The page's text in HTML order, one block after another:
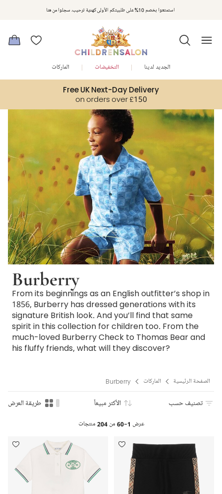
استمتعوا بخصم 10% على طلبيتكم الأولى كهدية ترحيب. سجلوا من هنا
مكافآت تشلدرن صالون | اجمعوا النقاط مع كل عملية شراء لتحصلوا على هدايا حصرية وعروض مصممة خصيصا لتلبي
متطلباتكم
Free UK Next-Day Delivery
on orders over £150
الجديد لدينا التخفيضات الماركات
Burberry
From its beginnings as an English outfitter’s shop in
1856, Burberry has dressed generations with its
signature British look. And you’ll find that same
spirit in this collection for children too. From the
much-loved Burberry Check to Thomas Bear and
his fluffy friends, what will they discover?
الصفحة الرئيسية الماركات Burberry
تصنيف حسب الأكثر مبيعاً طريقة العرض
عرض 1-60 من204 منتجات